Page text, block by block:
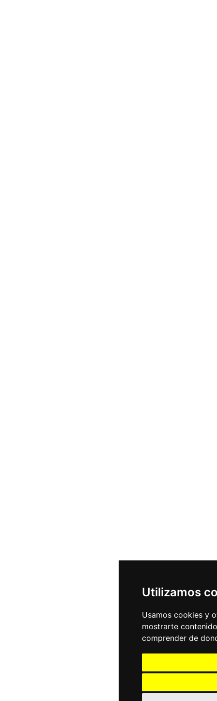
Utilizamos
Usamos cookies y
mostrarte
comprender de